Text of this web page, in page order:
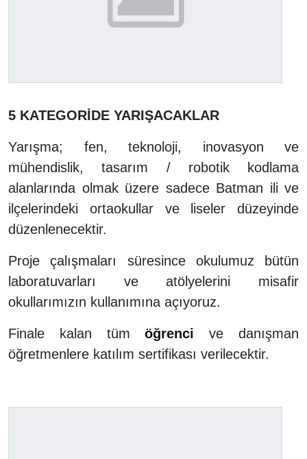
5 KATEGORİDE YARIŞACAKLAR
Yarışma; fen, teknoloji, inovasyon ve
mühendislik, tasarım / robotik kodlama
alanlarında olmak üzere sadece Batman ili ve
ilçelerindeki ortaokullar ve liseler düzeyinde
düzenlenecektir.
Proje çalışmaları süresince okulumuz bütün
laboratuvarları ve atölyelerini misafir
okullarımızın kullanımına açıyoruz.
Finale kalan tümöğrenci ve danışman
öğretmenlere katılım sertifikası verilecektir.